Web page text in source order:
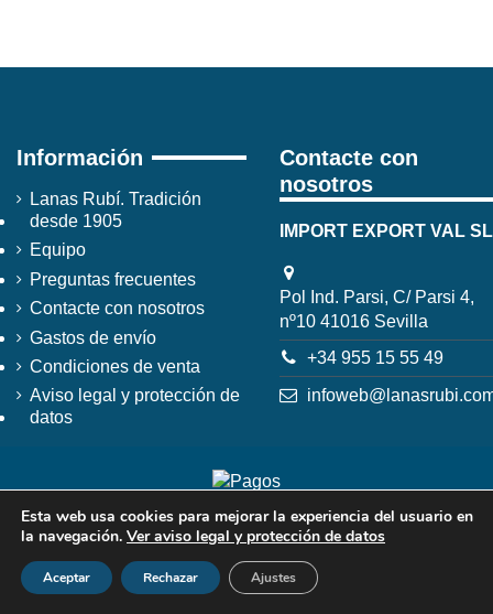
Información
Lanas Rubí. Tradición
desde 1905
Equipo
Preguntas frecuentes
Contacte con nosotros
Gastos de envío
Condiciones de venta
Aviso legal y protección de
datos
Contacte con
nosotros
IMPORT EXPORT VAL SL
Pol Ind. Parsi, C/ Parsi 4,
nº10 41016 Sevilla
+34 955 15 55 49
Esta web usa cookies para mejorar la experiencia del usuario en
la navegación. Ver aviso legal y protección de datos
Aceptar Rechazar Ajustes